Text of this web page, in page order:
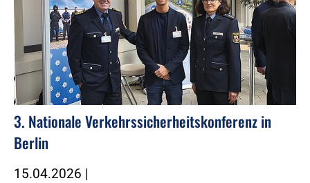
3. Nationale Verkehrssicherheitskonferenz in
Berlin
15.04.2026 |